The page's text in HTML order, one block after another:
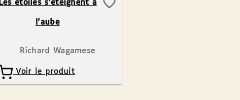
Les étoiles s’éteignent à
l’aube
Richard Wagamese
Voir le produit